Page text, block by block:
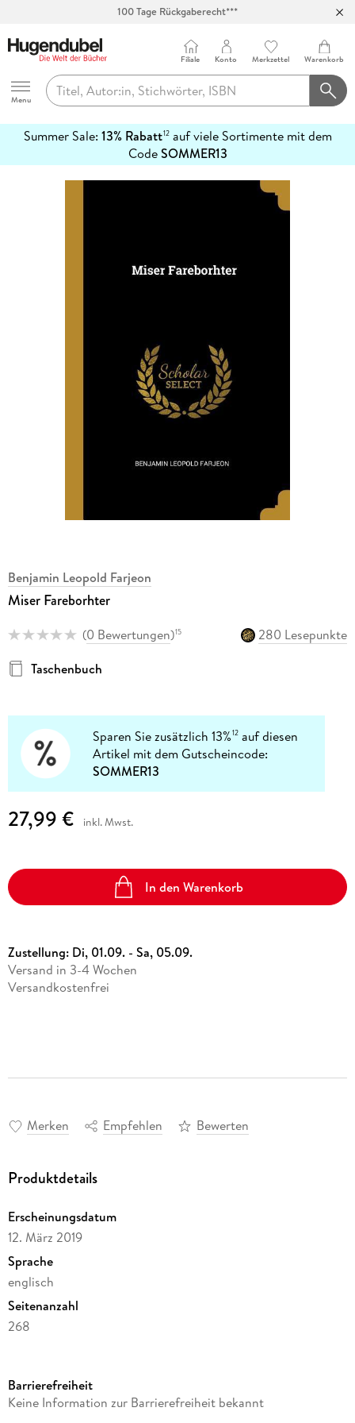
100 Tage Rückgaberecht***
Hugendubel
Menu
Filiale Konto Merkzettel Warenkorb
Summer Sale: 13% Rabatt12auf viele Sortimente mit dem
CodeSOMMER13
erfahren
Benjamin Leopold Farjeon
Miser Fareborhter
(0 Bewertungen)15
280 Lesepunkte
Taschenbuch
Sparen Sie zusätzlich 13%12 auf diesen
Artikel mit dem Gutscheincode:
SOMMER13
27,99 € inkl. Mwst.
In den Warenkorb
Zustellung: Di, 01.09. - Sa, 05.09.
Versand in 3-4 Wochen
Versandkostenfrei
Merken Empfehlen Bewerten
Produktdetails
Erscheinungsdatum
12. März 2019
Sprache
englisch
Seitenanzahl
268
Verlag/Hersteller
Barrierefreiheit
Keine Information zur Barrierefreiheit bekannt